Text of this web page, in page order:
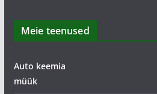
Meie teenused
Auto keemia
müük